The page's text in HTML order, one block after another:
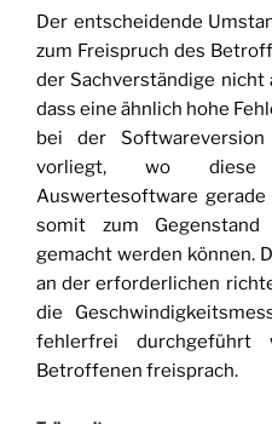
Der entscheidende
zum Freispruch des
der Sachverständige nicht
dass eine ähnlich hohe
bei der Softwareversion
vorliegt, wo diese
Auswertesoftware
somit zum Gegenstand
gemacht werden können.
an der erforderlichen
die
fehlerfrei durchgeführt
Betroffenen freisprach.